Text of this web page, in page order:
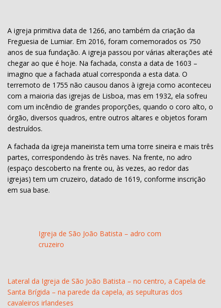
A igreja primitiva data de 1266, ano também da criação da
Freguesia de Lumiar. Em 2016, foram comemorados os 750
anos de sua fundação. A igreja passou por várias alterações até
chegar ao que é hoje. Na fachada, consta a data de 1603 –
imagino que a fachada atual corresponda a esta data. O
terremoto de 1755 não causou danos à igreja como aconteceu
com a maioria das igrejas de Lisboa, mas em 1932, ela sofreu
com um incêndio de grandes proporções, quando o coro alto, o
órgão, diversos quadros, entre outros altares e objetos foram
destruídos.
A fachada da igreja maneirista tem uma torre sineira e mais três
partes, correspondendo às três naves. Na frente, no adro
(espaço descoberto na frente ou, às vezes, ao redor das
igrejas) tem um cruzeiro, datado de 1619, conforme inscrição
em sua base.
Igreja de São João Batista – adro com
cruzeiro
Lateral da Igreja de São João Batista – no centro, a Capela de
Santa Brígida – na parede da capela, as sepulturas dos
cavaleiros irlandeses